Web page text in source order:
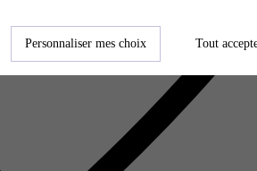
Personnaliser mes choix Tout